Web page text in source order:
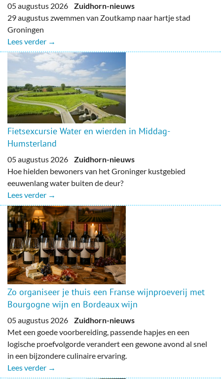
05 augustus 2026 Zuidhorn-nieuws
29 augustus zwemmen van Zoutkamp naar hartje stad
Groningen
Lees verder →
Fietsexcursie Water en wierden in Middag-
Humsterland
05 augustus 2026 Zuidhorn-nieuws
Hoe hielden bewoners van het Groninger kustgebied
eeuwenlang water buiten de deur?
Lees verder →
Zo organiseer je thuis een Franse wijnproeverij met
Bourgogne wijn en Bordeaux wijn
05 augustus 2026 Zuidhorn-nieuws
Met een goede voorbereiding, passende hapjes en een
logische proefvolgorde verandert een gewone avond al snel
in een bijzondere culinaire ervaring.
Lees verder →